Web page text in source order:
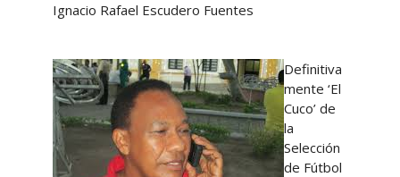
Ignacio Rafael Escudero Fuentes
Definitiva
mente ‘El
Cuco’ de
la
Selección
de Fútbol